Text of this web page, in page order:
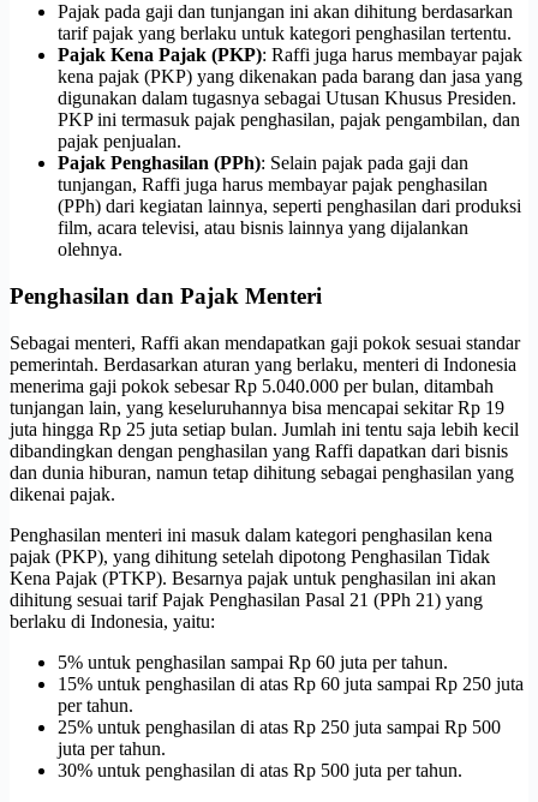
Pajak pada gaji dan tunjangan ini akan dihitung berdasarkan
tarif pajak yang berlaku untuk kategori penghasilan tertentu.
Pajak Kena Pajak (PKP): Raffi juga harus membayar pajak
kena pajak (PKP) yang dikenakan pada barang dan jasa yang
digunakan dalam tugasnya sebagai Utusan Khusus Presiden.
PKP ini termasuk pajak penghasilan, pajak pengambilan, dan
pajak penjualan.
Pajak Penghasilan (PPh): Selain pajak pada gaji dan
tunjangan, Raffi juga harus membayar pajak penghasilan
(PPh) dari kegiatan lainnya, seperti penghasilan dari produksi
film, acara televisi, atau bisnis lainnya yang dijalankan
olehnya.
Penghasilan dan Pajak Menteri
Sebagai menteri, Raffi akan mendapatkan gaji pokok sesuai standar
pemerintah. Berdasarkan aturan yang berlaku, menteri di Indonesia
menerima gaji pokok sebesar Rp 5.040.000 per bulan, ditambah
tunjangan lain, yang keseluruhannya bisa mencapai sekitar Rp 19
juta hingga Rp 25 juta setiap bulan. Jumlah ini tentu saja lebih kecil
dibandingkan dengan penghasilan yang Raffi dapatkan dari bisnis
dan dunia hiburan, namun tetap dihitung sebagai penghasilan yang
dikenai pajak.
Penghasilan menteri ini masuk dalam kategori penghasilan kena
pajak (PKP), yang dihitung setelah dipotong Penghasilan Tidak
Kena Pajak (PTKP). Besarnya pajak untuk penghasilan ini akan
dihitung sesuai tarif Pajak Penghasilan Pasal 21 (PPh 21) yang
berlaku di Indonesia, yaitu:
5% untuk penghasilan sampai Rp 60 juta per tahun.
15% untuk penghasilan di atas Rp 60 juta sampai Rp 250 juta
per tahun.
25% untuk penghasilan di atas Rp 250 juta sampai Rp 500
juta per tahun.
30% untuk penghasilan di atas Rp 500 juta per tahun.